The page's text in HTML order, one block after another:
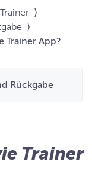
⟩
⟩
Trainer App?
Rückgabe
Trainer